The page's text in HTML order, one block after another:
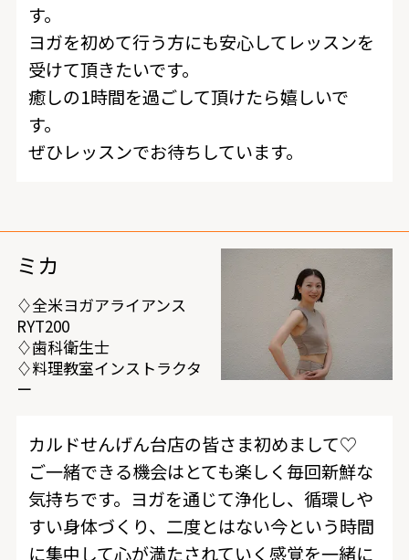
す。
ヨガを初めて行う方にも安心してレッスンを
受けて頂きたいです。
癒しの1時間を過ごして頂けたら嬉しいで
す。
ぜひレッスンでお待ちしています。
ミカ
♢全米ヨガアライアンス
RYT200
♢歯科衛生士
♢料理教室インストラクタ
ー
カルドせんげん台店の皆さま初めまして♡
ご一緒できる機会はとても楽しく毎回新鮮な
気持ちです。ヨガを通じて浄化し、循環しや
すい身体づくり、二度とはない今という時間
に集中して心が満たされていく感覚を一緒に